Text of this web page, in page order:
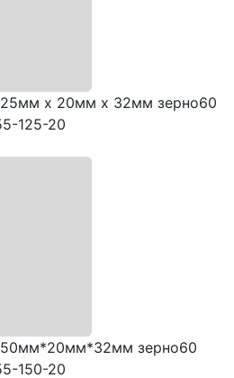
х 20мм х 32мм зерно60
125-20
зерно60
150-20